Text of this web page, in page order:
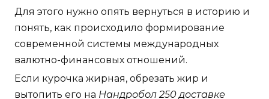
Для этого нужно опять вернуться в историю и
понять, как происходило формирование
современной системы международных
валютно-финансовых отношений.
Если курочка жирная, обрезать жир и
вытопить его на Нандробол 250 доставке